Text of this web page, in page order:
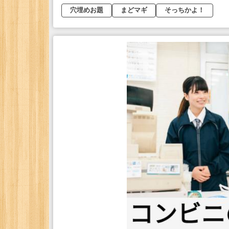
穴埋めお題 まどマギ そっちかよ！